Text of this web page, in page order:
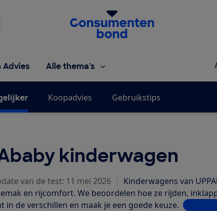
Homepage van de Consumentenbond
Advies Alle thema's
Koopadvies Gebruikstips
kinderwagen
van de test: 11 mei 2026 | Kinderwagens van
en rijcomfort. We beoordelen hoe ze rijden,
in de verschillen en maak je een goede keuze. Lees